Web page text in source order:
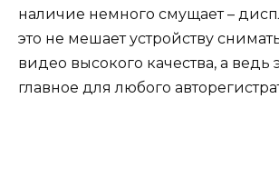
наличие немного смущает –
это не мешает устройству
видео высокого качества, а ведь
главное для любого